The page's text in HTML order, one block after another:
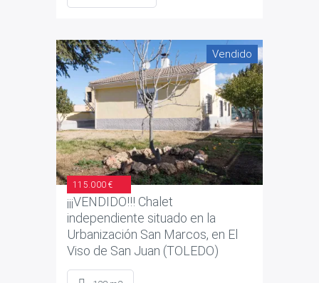
Vendido
115.000 €
¡¡¡VENDIDO!!! Chalet
independiente situado en la
Urbanización San Marcos, en El
Viso de San Juan (TOLEDO)